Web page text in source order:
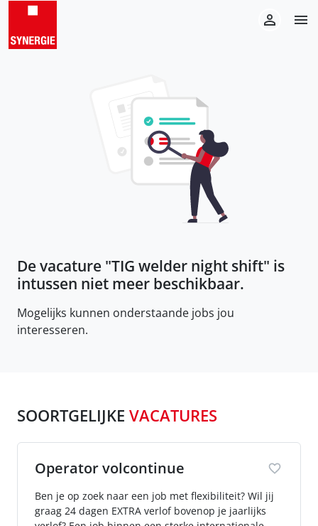
De vacature "TIG welder night shift" is
intussen niet meer beschikbaar.
Mogelijks kunnen onderstaande jobs jou
interesseren.
SOORTGELIJKE VACATURES
Operator volcontinue
Ben je op zoek naar een job met flexibiliteit? Wil jij
graag 24 dagen EXTRA verlof bovenop je jaarlijks